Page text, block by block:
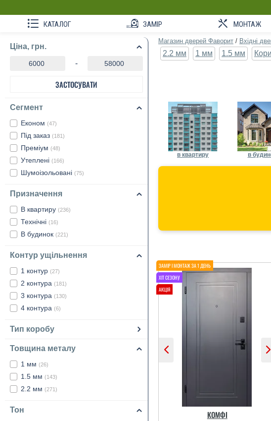
КАТАЛОГ ЗАМІР МОНТАЖ
Ціна, грн.
-
ЗАСТОСУВАТИ
Сегмент
Економ (47)
Під заказ (181)
Преміум (48)
Утеплені (166)
Шумоізольовані (75)
Призначення
В квартиру (236)
Технічні (16)
В будинок (221)
Контур ущільнення
1 контур (27)
2 контура (181)
3 контура (130)
4 контура (6)
Тип коробу
Товщина металу
1 мм (26)
1.5 мм (143)
2.2 мм (271)
Тон
Магазин дверей Фаворит / Вхідні
2.2 мм 1 мм 1.5 мм
в квартиру в
КОМФІ